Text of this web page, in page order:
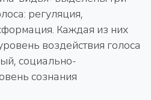
регуляция,
Каждая из них
воздействия голоса
социально-
сознания